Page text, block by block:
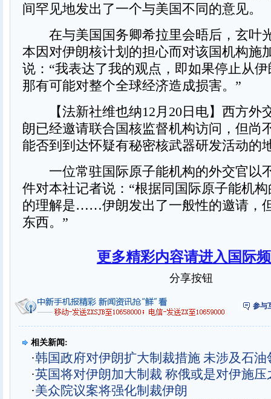
间罕见地发出了一个与美国不同的意见。
在与美国国务卿希拉里会晤后，玄叶
本因对伊朗核计划的担心而对该国机构施
说：“我表达了我的观点，即如果停止从
那有可能对整个全球经济造成损害。”
【法新社维也纳12月20日电】西方外
朗已经邀请联合国核监督机构访问，但尚
能否到到达怀疑有秘密核武器研发活动的
一位常驻国际原子能机构的外交官以
件对本社记者说：“根据同国际原子能机
的理解是……伊朗发出了一般性的邀请，
东西。”
更多精彩内容请进入国际
分享按钮
参与
相关新闻:
·韩国政府对伊朗扩大制裁措施 未涉及石油
·英国将对伊朗加大制裁 称俄或是对伊施压
·美众院议案将强化制裁伊朗